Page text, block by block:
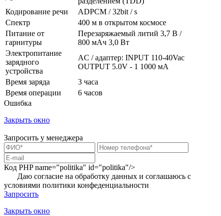
Кодирование речи
ADPCM / 32bit / s
Спектр
400 м в открытом космосе
Питание от
гарнитуры
Перезаряжаемый литий 3,7 В /
800 мАч 3,0 Вт
Электропитание
зарядного
устройства
AC / адаптер: INPUT 110-40Vac
OUTPUT 5.0V - 1 1000 мА
Время заряда
3 часа
Время операции
6 часов
Ошибка
Закрыть окно
Запросить у менеджера
Код PHPname="politika" id="politika"/>
Даю согласие на обработку данных и соглашаюсь с
условиями политики конфеденциальности
Запросить
Закрыть окно